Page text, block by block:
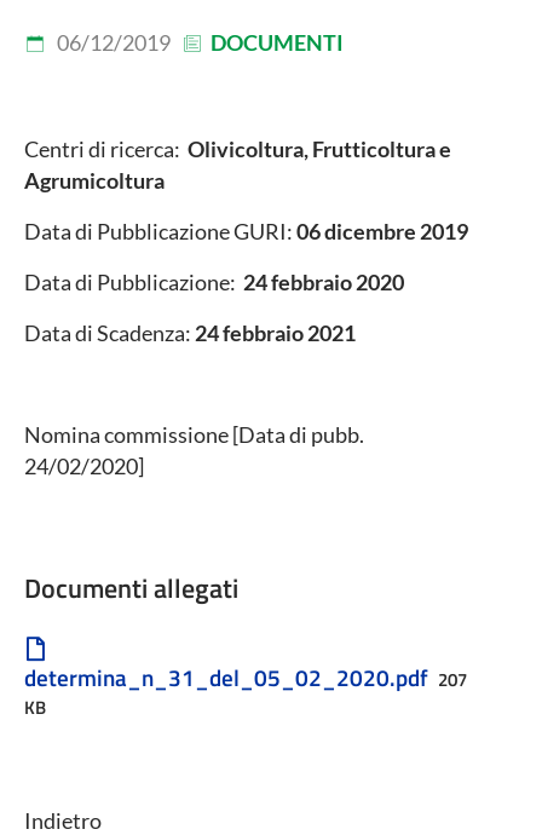
06/12/2019 DOCUMENTI
Centri di ricerca: Olivicoltura, Frutticoltura e
Agrumicoltura
Data di Pubblicazione GURI:06 dicembre 2019
Data di Pubblicazione: 24 febbraio 2020
Data di Scadenza: 24 febbraio 2021
Nomina commissione [Data di pubb.
24/02/2020]
Documenti allegati
determina_n_31_del_05_02_2020.pdf 207
KB
Indietro